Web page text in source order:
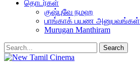
தொடர்கள்
குஷ்புவே நமஹ
பாங்காக் பயண அனுபவங்கள்
Murugan Manthiram